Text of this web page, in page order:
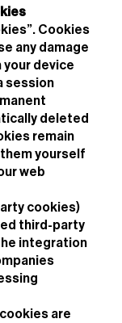
Cookies
any damage
your device
session
deleted
remain
yourself
web
cookies)
third-party
integration
are